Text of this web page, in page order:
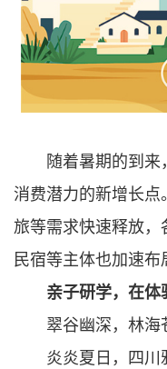
随着暑期的到
消费潜力的新增长
旅等需求快速释放
民宿等主体也加速布
亲子研学，在体
翠谷幽深，林海
炎炎夏日，四川